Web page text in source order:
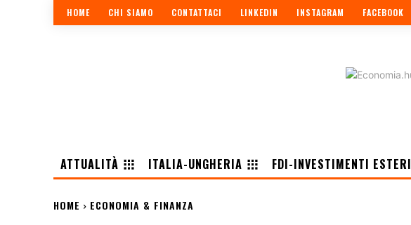
HOME CHI SIAMO CONTATTACI LINKEDIN INSTAGRAM FACEBOOK
ATTUALITÀ
ITALIA-UNGHERIA FDI-INVESTIMENTI ESTERI
HOME ECONOMIA & FINANZA